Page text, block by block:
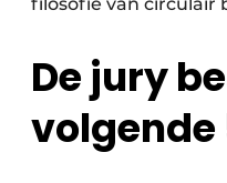
De jury
volgende